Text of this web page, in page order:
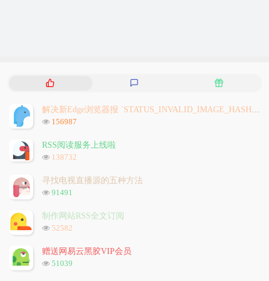
热
文
章
评
随
文
解决新Edge浏览器报 `STATUS_INVALID_IMAGE_HASH` 问题
浏
次
数:
156987
RSS阅读服务上线啦
浏
次
数:
138732
寻找电视直播源的五种方法
浏
次
数:
91491
制作网站RSS全文订阅
浏
次
数:
52582
赠送网易云黑胶VIP会员
浏
51039